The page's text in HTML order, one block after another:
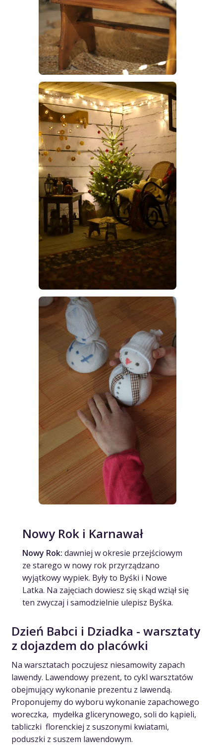
Nowy Rok i Karnawał
Nowy Rok:dawniej w okresie przejściowym
ze starego w nowy rok przyrządzano
wyjątkowy wypiek. Były to Byśki i Nowe
Latka. Na zajęciach dowiesz się skąd wziął się
ten zwyczaj i samodzielnie ulepisz Byśka.
Dzień Babci i Dziadka - warsztaty
z dojazdem do placówki
Na warsztatach poczujesz niesamowity zapach
lawendy. Lawendowy prezent, to cykl warsztatów
obejmujący wykonanie prezentu z lawendą.
Proponujemy do wyboru wykonanie zapachowego
woreczka, mydełka glicerynowego, soli do kąpieli,
tabliczki florenckiej z suszonymi kwiatami,
poduszki z suszem lawendowym.